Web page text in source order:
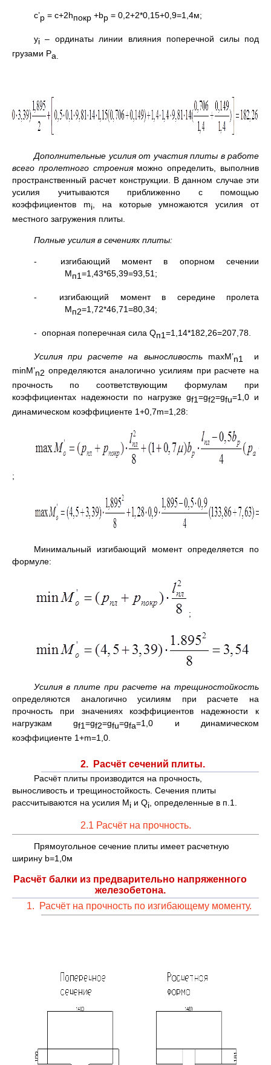
с’p = c+2hпокр +bp = 0,2+2*0,15+0,9=1,4м;
yi – ординаты линии влияния поперечной силы под
грузами Ра.
Дополнительные усилия от участия плиты в работе
всего пролетного строенияможно определить, выполнив
пространственный расчет конструкции. В данном случае эти
усилия учитываются приближенно с помощью
коэффициентов mi, на которые умножаются усилия от
местного загружения плиты.
Полные усилия в сечениях плиты:
- изгибающий момент в опорном сечении
Mп1=1,43*65,39=93,51;
- изгибающий момент в середине пролета
Мп2=1,72*46,71=80,34;
- опорная поперечная сила Qп1=1,14*182,26=207,78.
Усилия при расчете на выносливостьmaxM’n1
и
minM’n2 определяются аналогично усилиям при расчете на
прочность по соответствующим формулам при
коэффициентах надежности по нагрузке gf1=gf2=gfu=1,0 и
динамическом коэффициенте 1+0,7m=1,28:
;
Минимальный изгибающий момент определяется по
формуле:
;
Усилия в плите при расчете на трещиностойкость
определяются аналогично усилиям при расчете на
прочность при значениях коэффициентов надежности к
нагрузкам gf1=gf2=gfu=gfа=1,0 и динамическом
коэффициенте 1+m=1,0.
2. Расчёт сечений плиты.
Расчёт плиты производится на прочность,
выносливость и трещиностойкость. Сечения плиты
рассчитываются на усилия Mi и Qi , определенные в п.1.
2.1 Расчёт на прочность.
Прямоугольное сечение плиты имеет расчетную
ширину b=1,0м
Расчёт балки из предварительно напряженного
железобетона.
1. Расчёт на прочность по изгибающему моменту.